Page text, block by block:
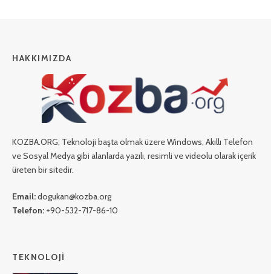
HAKKIMIZDA
KOZBA.ORG; Teknoloji başta olmak üzere Windows, Akıllı Telefon
ve Sosyal Medya gibi alanlarda yazılı, resimli ve videolu olarak içerik
üreten bir sitedir.
Email:dogukan@kozba.org
Telefon: +90-532-717-86-10
TEKNOLOJI